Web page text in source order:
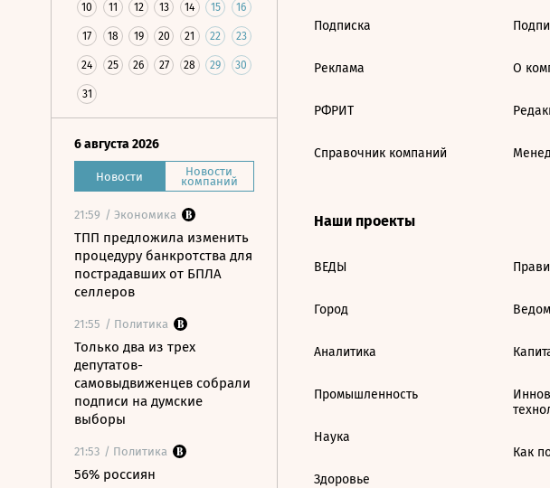
10 11 12 13 14 15 16
17 18 19 20 21 22 23
24 25 26 27 28 29 30
31
6 августа 2026
Новости Новости
компаний
21:59 / Экономика
ТПП предложила изменить
процедуру банкротства для
пострадавших от БПЛА
селлеров
21:55 / Политика
Только два из трех
депутатов-
самовыдвиженцев собрали
подписи на думские
выборы
21:53 / Политика
56% россиян
Подписка
Реклама
РФРИТ
Справочник компаний
О
Наши проекты
ВЕДЫ
Город
Аналитика
Промышленность
Наука
Здоровье
Как